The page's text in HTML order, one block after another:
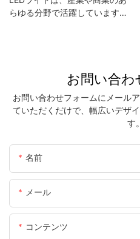
らゆる分野で活躍しています。
お問い合
お問い合わせフォームにメール
ていただくだけで、幅広いデザ
す。
名前
メール
コンテンツ